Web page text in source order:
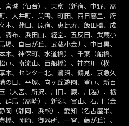
宮城（仙台）、東京（新宿、中野、高
、大井町、巣鴨、町田、西日暮里、府
木、蒲田、原宿、恵比寿、飯田橋、成
調布、浜田山、経堂、五反田、武蔵小
、自由が丘、武蔵小金井、中目黒、
、神保町、水道橋）、千葉（船橋、
戸、南流山、西船橋）、神奈川（横
木、センター北、鷺沼、鶴見、京急久
の口、平塚、向ヶ丘遊園、登戸、新百
（大宮、所沢、川口、蕨、川越）、栃
群馬（高崎）、新潟、富山、石川（金
（静岡、浜松）、愛知（名古屋栄、
、岡崎、御器所、一宮、藤が丘）、